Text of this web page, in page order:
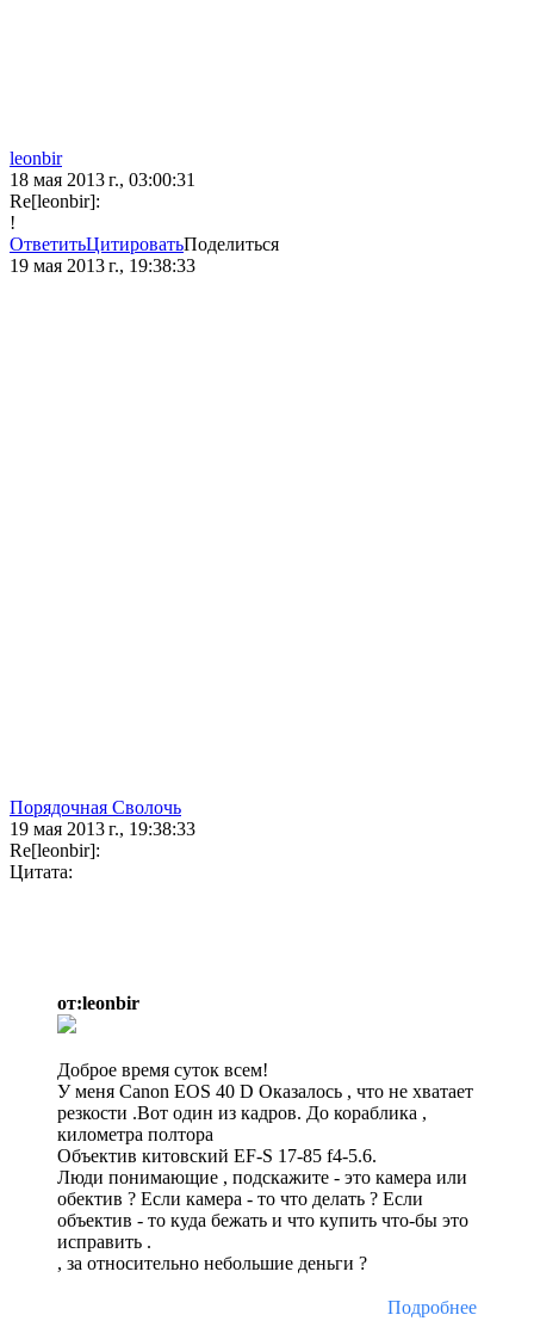
leonbir
18 мая 2013 г., 03:00:31
Re[leonbir]:
!
ОтветитьЦитироватьПоделиться
19 мая 2013 г., 19:38:33
Порядочная Сволочь
19 мая 2013 г., 19:38:33
Re[leonbir]:
Цитата:
от:leonbir
Доброе время суток всем!
У меня Canon EOS 40 D Оказалось , что не хватает
резкости .Вот один из кадров. До кораблика ,
километра полтора
Объектив китовский EF-S 17-85 f4-5.6.
Люди понимающие , подскажите - это камера или
обектив ? Если камера - то что делать ? Если
объектив - то куда бежать и что купить что-бы это
исправить .
, за относительно небольшие деньги ?
Подробнее